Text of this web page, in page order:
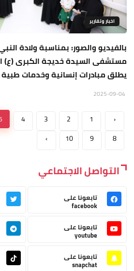
اخبار وتقارير
بالفيديو والصور: بمناسبة ولادة
مستشفى السيدة خديجة الكبرى (ع)
يطلق مبادرات إنسانية وخدمات
‹
1
2
3
4
8
9
10
›
التواصل الاجتماعي
تابعونا على
facebook
تابعونا على
youtube
تابعونا على
snapchat